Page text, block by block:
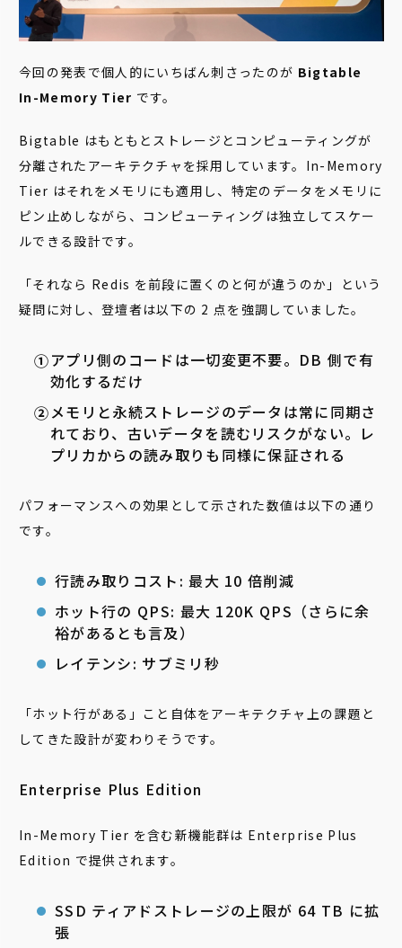
今回の発表で個人的にいちばん刺さったのが Bigtable
In-Memory Tier です。
Bigtable はもともとストレージとコンピューティングが
分離されたアーキテクチャを採用しています。In-Memory
Tier はそれをメモリにも適用し、特定のデータをメモリに
ピン止めしながら、コンピューティングは独立してスケー
ルできる設計です。
「それなら Redis を前段に置くのと何が違うのか」という
疑問に対し、登壇者は以下の 2 点を強調していました。
アプリ側のコードは一切変更不要。DB 側で有
効化するだけ
メモリと永続ストレージのデータは常に同期さ
れており、古いデータを読むリスクがない。レ
プリカからの読み取りも同様に保証される
パフォーマンスへの効果として示された数値は以下の通り
です。
行読み取りコスト: 最大 10 倍削減
ホット行の QPS: 最大 120K QPS（さらに余
裕があるとも言及）
レイテンシ: サブミリ秒
「ホット行がある」こと自体をアーキテクチャ上の課題と
してきた設計が変わりそうです。
Enterprise Plus Edition
In-Memory Tier を含む新機能群は Enterprise Plus
Edition で提供されます。
SSD ティアドストレージの上限が 64 TB に拡
張